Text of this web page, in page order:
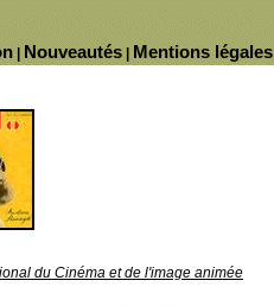
Mentions légales
Nouveautés
du Cinéma et de l'image animée